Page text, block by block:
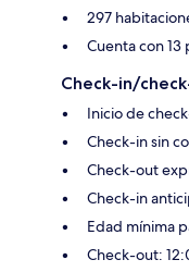
297
Cuenta con 13
Check-in/
Inicio de
Check-in sin
Check-out
Check-in
Edad mínima
Check-out: